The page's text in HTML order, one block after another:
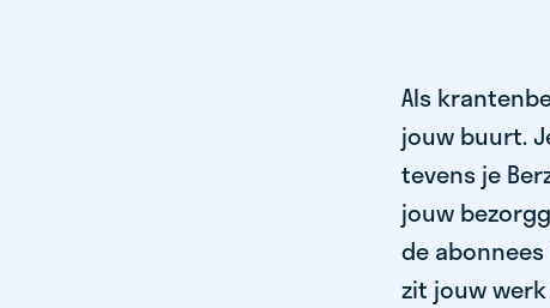
Als
jouw buurt.
tevens je
jouw
de
zit jouw